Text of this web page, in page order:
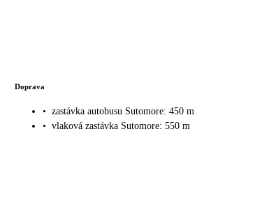
Doprava
• zastávka autobusu Sutomore: 450 m
• vlaková zastávka Sutomore: 550 m